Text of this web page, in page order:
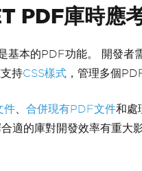
PDF庫時應
基本的PDF功能。 開發者
持CSS樣式 ，管理多個
件 合併現有PDF文件和處
合適的庫對開發效率有重大